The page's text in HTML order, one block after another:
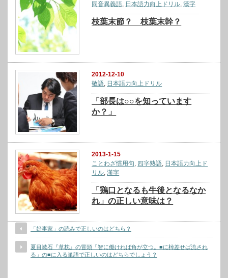
同音異義語, 日本語力向上ドリル,漢字
枝葉末節？ 枝葉末幹？
2012-12-10
敬語, 日本語力向上ドリル
「部長は○○を知っています
か？」
2013-1-15
ことわざ慣用句, 四字熟語, 日本語力向上ド
リル,漢字
「鶏口となるも牛後となるなか
れ」の正しい意味は？
「好事家」の読みで正しいのはどちら？
夏目漱石『草枕』の冒頭「智に働ければ角が立つ。■に棹差せば流され
る」の■に入る単語で正しいのはどちらでしょう？